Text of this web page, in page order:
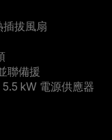
插拔風扇
聯備援
kW 電源供應器